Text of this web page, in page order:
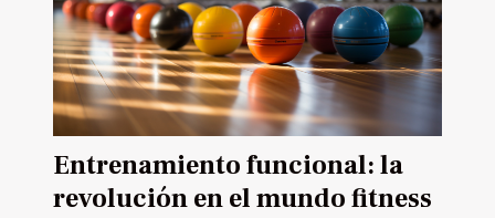
Entrenamiento funcional: la
revolución en el mundo fitness